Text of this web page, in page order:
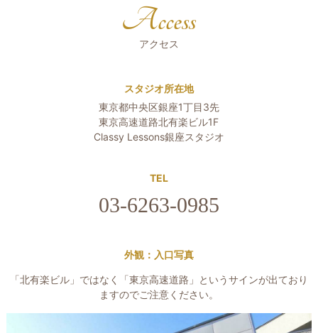
Access
アクセス
スタジオ所在地
東京都中央区銀座1丁目3先
東京高速道路北有楽ビル1F
Classy Lessons銀座スタジオ
TEL
03-6263-0985
外観：入口写真
「北有楽ビル」ではなく「東京高速道路」というサインが出ており
ますのでご注意ください。